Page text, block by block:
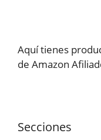
Aquí tienes
de Amazon
Secciones